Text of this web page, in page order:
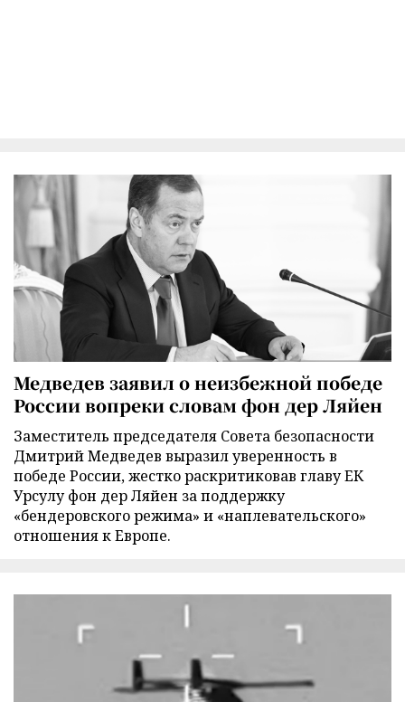
Медведев заявил о неизбежной победе
России вопреки словам фон дер Ляйен
Заместитель председателя Совета безопасности
Дмитрий Медведев выразил уверенность в
победе России, жестко раскритиковав главу ЕК
Урсулу фон дер Ляйен за поддержку
«бендеровского режима» и «наплевательского»
отношения к Европе.